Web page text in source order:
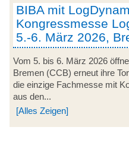
BIBA mit
Kongressmesse
5.-6. März 2026,
Vom 5. bis 6. März 2026
Bremen (CCB) erneut ihre
die einzige Fachmesse mit
aus den...
[Alles Zeigen]